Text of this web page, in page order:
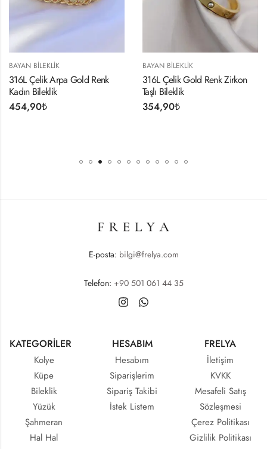
BAYAN BILEKLIK
316L Çelik Arpa Gold Renk
Kadın Bileklik
454,90₺
BAYAN BILEKLIK
316L Çelik Gold Renk Zirkon
Taşlı Bileklik
354,90₺
E-posta: bilgi@frelya.com
Telefon: +90 501 061 44 35
KATEGORİLER
Kolye
Küpe
Bileklik
Yüzük
Şahmeran
Hal Hal
HESABIM
Hesabım
Siparişlerim
Sipariş Takibi
İstek Listem
FRELYA
İletişim
KVKK
Mesafeli Satış
Sözleşmesi
Çerez Politikası
Gizlilik Politikası